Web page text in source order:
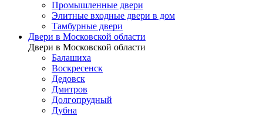
Промышленные двери
Элитные входные двери в дом
Тамбурные двери
Двери в Московской области
Двери в Московской области
Балашиха
Воскресенск
Дедовск
Дмитров
Долгопрудный
Дубна